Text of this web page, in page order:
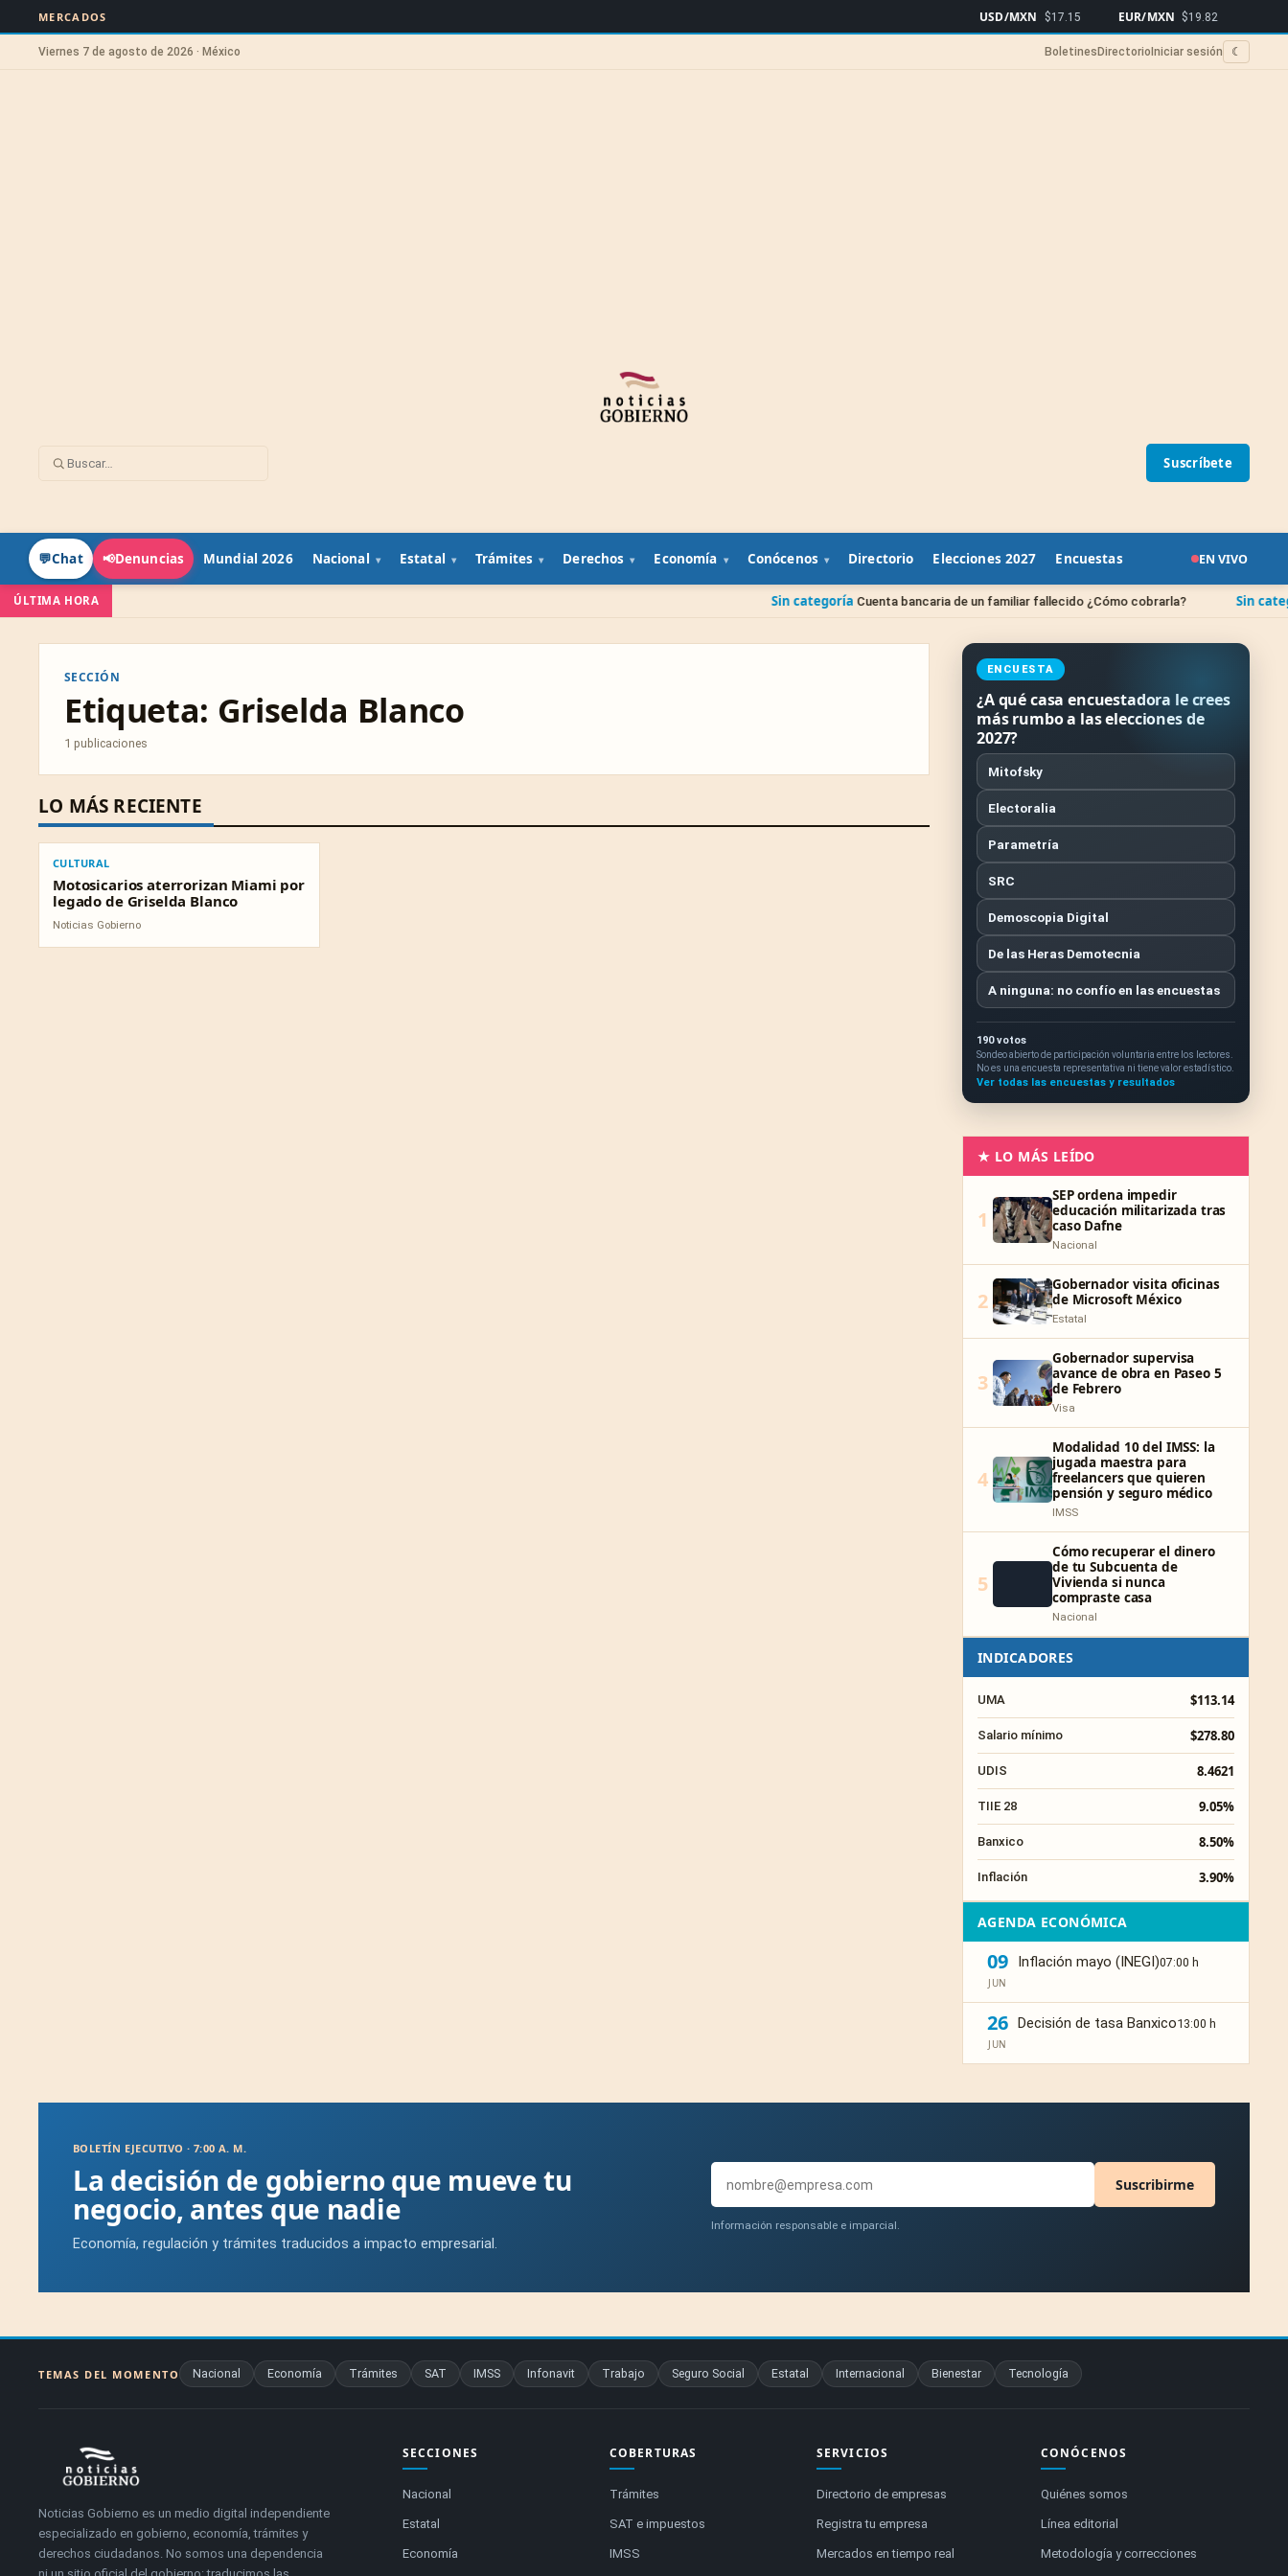
MERCADOS USD/MXN $17.15 EUR/MXN $19.82
Viernes 7 de agosto de 2026 · México Boletines Directorio Iniciar sesión ☾
Suscríbete
💬Chat 📢Denuncias Mundial 2026 Nacional Estatal Trámites Derechos Economía Conócenos Directorio Elecciones 2027 Encuestas EN VIVO
ÚLTIMA HORA Sin categoríaCuenta bancaria de un familiar fallecido ¿Cómo cobrarla? Sin categoría
SECCIÓN
Etiqueta: Griselda Blanco
1 publicaciones
LO MÁS RECIENTE
CULTURAL
Motosicarios aterrorizan Miami por
legado de Griselda Blanco
Noticias Gobierno
ENCUESTA
¿A qué casa encuestadora le crees
más rumbo a las elecciones de
2027?
Mitofsky
Electoralia
Parametría
SRC
Demoscopia Digital
De las Heras Demotecnia
A ninguna: no confío en las encuestas
190 votos
Sondeo abierto de participación voluntaria entre los lectores.
No es una encuesta representativa ni tiene valor estadístico.
Ver todas las encuestas y resultados
★ LO MÁS LEÍDO
1
SEP ordena impedir
educación militarizada tras
caso Dafne
Nacional
2
Gobernador visita oficinas
de Microsoft México
Estatal
3
Gobernador supervisa
avance de obra en Paseo 5
de Febrero
Visa
4
Modalidad 10 del IMSS: la
jugada maestra para
freelancers que quieren
pensión y seguro médico
IMSS
5
Cómo recuperar el dinero
de tu Subcuenta de
Vivienda si nunca
compraste casa
Nacional
INDICADORES
UMA $113.14
Salario mínimo $278.80
UDIS 8.4621
TIIE 28 9.05%
Banxico 8.50%
Inflación 3.90%
AGENDA ECONÓMICA
09
JUN
Inflación mayo (INEGI)07:00 h
26
JUN
Decisión de tasa Banxico13:00 h
BOLETÍN EJECUTIVO · 7:00 A. M.
La decisión de gobierno que mueve tu
negocio, antes que nadie
Economía, regulación y trámites traducidos a impacto empresarial.
Suscribirme
Información responsable e imparcial.
TEMAS DEL MOMENTO Nacional Economía Trámites SAT IMSS Infonavit Trabajo Seguro Social Estatal Internacional Bienestar Tecnología
Noticias Gobierno es un medio digital independiente
especializado en gobierno, economía, trámites y
derechos ciudadanos. No somos una dependencia
SECCIONES
Nacional
Estatal
Economía
COBERTURAS
Trámites
SAT e impuestos
IMSS
SERVICIOS
Directorio de empresas
Registra tu empresa
Mercados en tiempo real
CONÓCENOS
Quiénes somos
Línea editorial
Metodología y correcciones